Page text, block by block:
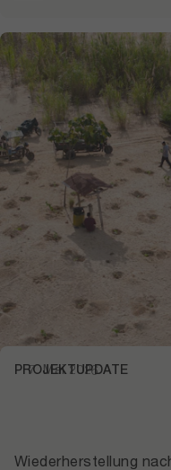
PROJEKTUPDATE
Wiederherstellung
7. Mai 2026